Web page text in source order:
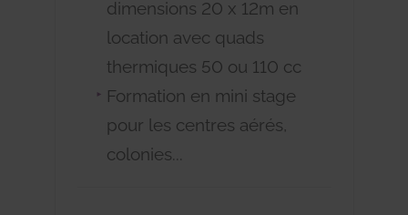
dimensions 20 x 12m en
location avec quads
thermiques 50 ou 110 cc
Formation en mini stage
pour les centres aérés,
colonies...